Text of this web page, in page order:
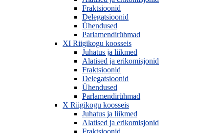
Fraktsioonid
Delegatsioonid
Ühendused
Parlamendirühmad
XI Riigikogu koosseis
Juhatus ja liikmed
Alatised ja erikomisjonid
Fraktsioonid
Delegatsioonid
Ühendused
Parlamendirühmad
X Riigikogu koosseis
Juhatus ja liikmed
Alatised ja erikomisjonid
Fraktsioonid